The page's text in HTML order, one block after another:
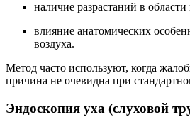
наличие разрастаний в области
влияние анатомических
воздуха.
Метод часто используют, когда
причина не очевидна при
Эндоскопия уха (слуховой